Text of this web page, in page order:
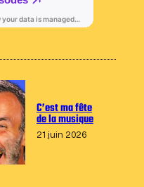
C’est ma fête
de la musique
21 juin 2026